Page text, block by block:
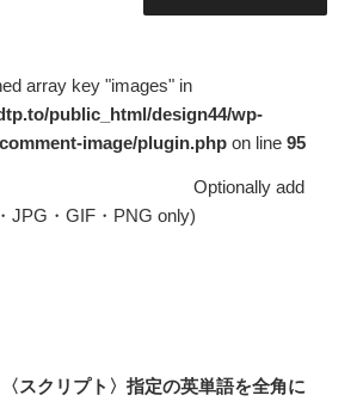
array key "images" in
public_html/design44/wp-
image/plugin.php on line 95
Optionally add
JPG・GIF・PNG only)
スクリプト〉指定の英単語を全角に